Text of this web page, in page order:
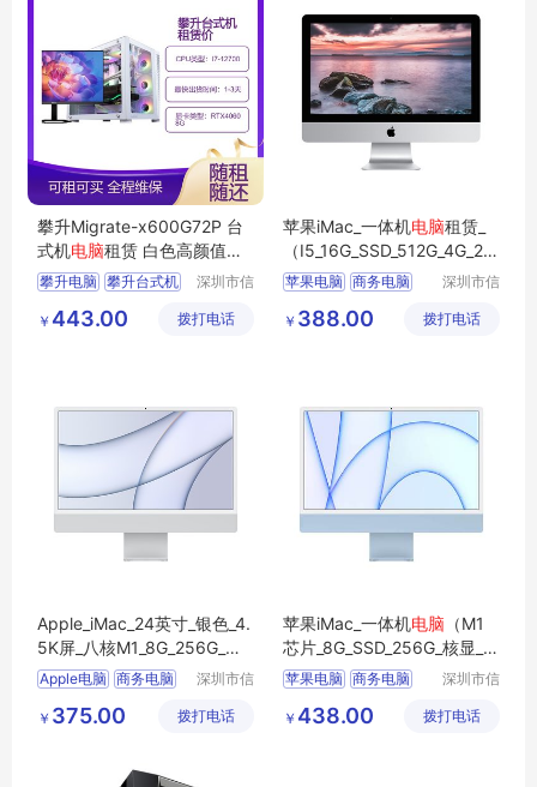
攀升Migrate-x600G72P 台
式机电脑租赁 白色高颜值商
务办公电脑
攀升电脑 攀升台式机
租电脑
深圳市信
技术有限
￥ 443.00 拨打电话
苹果iMac_一体机电脑租赁_
（I5_16G_SSD_512G_4G_27
英寸_5K屏）
苹果电脑 商务电脑
企业电脑
深圳市信
技术有限
￥ 388.00 拨打电话
Apple_iMac_24英寸_银色_4.
5K屏_八核M1_8G_256G_一
体式电脑主机
Apple电脑 商务电脑
苹果一体机
深圳市信
技术有限
￥ 375.00 拨打电话
苹果iMac_一体机电脑 （M1
芯片_8G_SSD_256G_核显_2
4英寸_4.5K屏）
苹果电脑 商务电脑
企业电脑
深圳市信
技术有限
￥ 438.00 拨打电话